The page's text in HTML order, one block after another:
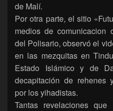
de Malí.
Por otra parte, el sitio
medios de comunicacion
del Polisario, observó el
en las mezquitas en
Estado Islámico y de
decapitación de rehenes
por los yihadistas.
Tantas revelaciones